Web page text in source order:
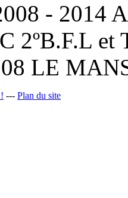
- 2014
2ºB.F.L
LE
--- Plan du site